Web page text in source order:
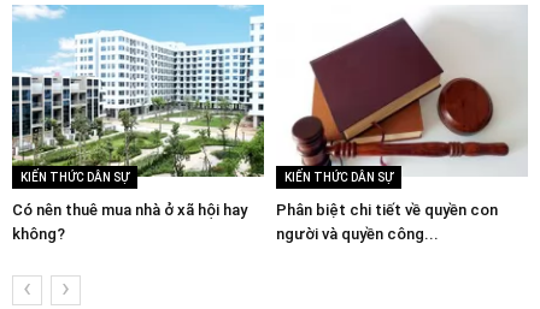
KIẾN THỨC DÂN SỰ
Có nên thuê mua nhà ở xã hội hay
không?
KIẾN THỨC DÂN SỰ
Phân biệt chi tiết về quyền con
người và quyền công...
‹ ›